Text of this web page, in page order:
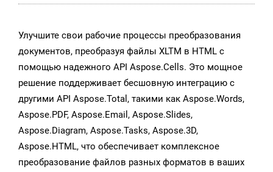
Улучшите свои рабочие процессы преобразования
документов, преобразуя файлы XLTM в HTML с
помощью надежного API Aspose.Cells. Это мощное
решение поддерживает бесшовную интеграцию с
другими API Aspose.Total, такими как Aspose.Words,
Aspose.PDF, Aspose.Email, Aspose.Slides,
Aspose.Diagram, Aspose.Tasks, Aspose.3D,
Aspose.HTML, что обеспечивает комплексное
преобразование файлов разных форматов в ваших